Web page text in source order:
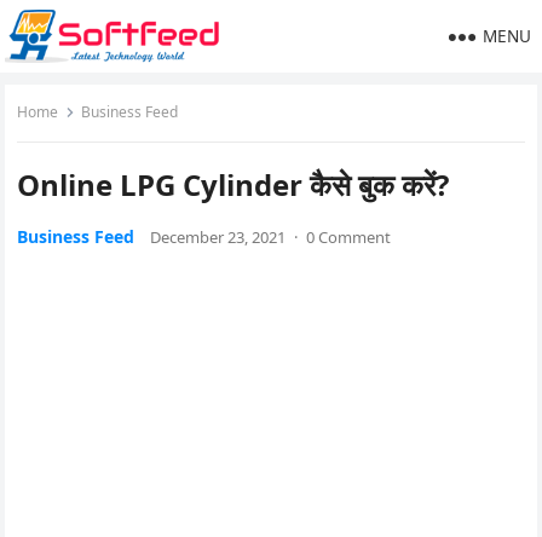
MENU
Home Business Feed
Online LPG Cylinder कैसे बुक करें?
Business Feed December 23, 2021 · 0 Comment